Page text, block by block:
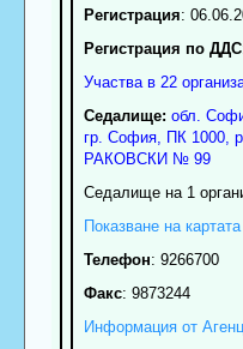
Регистрация:
Регистрация по ДДС
Участва в 22
Седалище: обл.
гр. София, ПК 1000,
РАКОВСКИ № 99
Седалище на 1
Показване на картата
Телефон: 9266700
Факс: 9873244
Информация от